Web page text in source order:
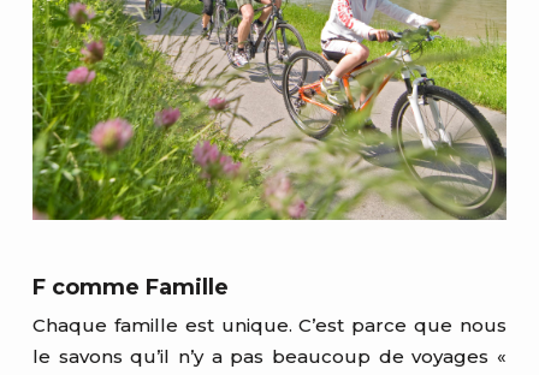
F comme Famille
Chaque famille est unique. C’est parce que nous
le savons qu’il n’y a pas beaucoup de voyages «